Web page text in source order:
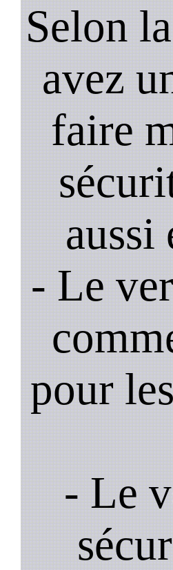
Selon
avez
faire
- Le
pour
- Le